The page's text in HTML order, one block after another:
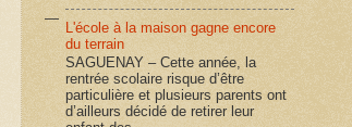
L'école à la maison gagne encore
du terrain
SAGUENAY – Cette année, la
rentrée scolaire risque d’être
particulière et plusieurs parents ont
d’ailleurs décidé de retirer leur